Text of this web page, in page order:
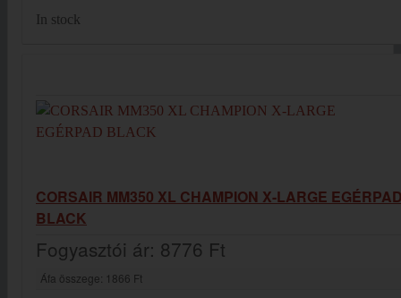
In stock
CORSAIR MM350 XL CHAMPION X-LARGE
BLACK
Fogyasztói ár: 8776 Ft
Áfa összege: 1866 Ft